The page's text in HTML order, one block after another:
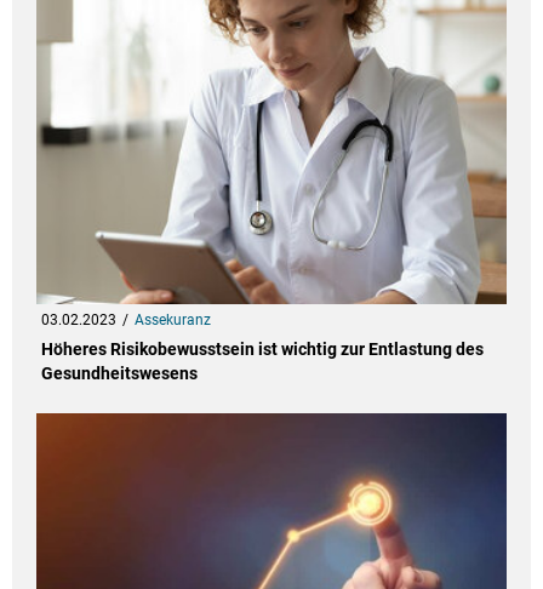
03.02.2023 Assekuranz
Höheres Risikobewusstsein ist wichtig zur Entlastung des
Gesundheitswesens